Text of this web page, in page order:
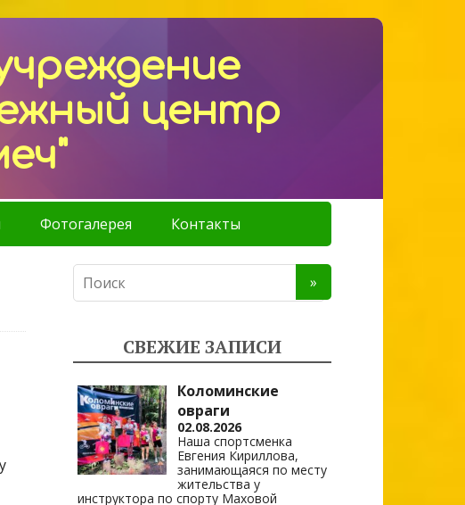
центр
Фотогалерея Контакты
СВЕЖИЕ ЗАПИСИ
Коломинские
овраги
02.08.2026
Наша спортсменка
Евгения Кириллова,
занимающаяся по месту
жительства у
инструктора по спорту Маховой